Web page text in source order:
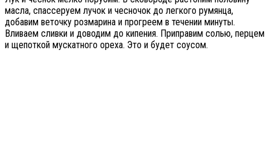
масла, спассеруем лучок и чесночок до легкого румянца,
добавим веточку розмарина и прогреем в течении минуты.
Вливаем сливки и доводим до кипения. Приправим солью, перцем
и щепоткой мускатного ореха. Это и будет соусом.